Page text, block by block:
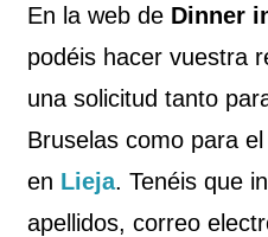
En la web de Dinner
podéis hacer vuestra
una solicitud tanto
Bruselas como para
en Lieja. Tenéis que
apellidos, correo